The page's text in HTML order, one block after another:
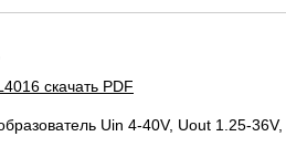
скачать PDF
Uin 4-40V, Uout 1.25-